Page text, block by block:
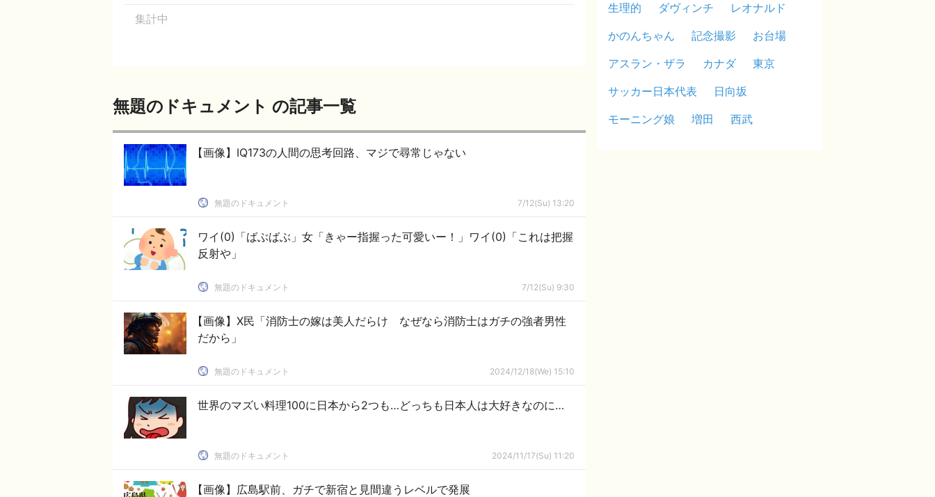
集計中
無題のドキュメント の記事一覧
【画像】IQ173の人間の思考回路、マジで尋常じゃない
無題のドキュメント 7/12(Su) 13:20
ワイ(0)「ばぶばぶ」女「きゃー指握った可愛いー！」ワイ(0)「これは把握
反射や」
無題のドキュメント 7/12(Su) 9:30
【画像】X民「消防士の嫁は美人だらけ なぜなら消防士はガチの強者男性
だから」
無題のドキュメント 2024/12/18(We) 15:10
世界のマズい料理100に日本から2つも…どっちも日本人は大好きなのに…
無題のドキュメント 2024/11/17(Su) 11:20
【画像】広島駅前、ガチで新宿と見間違うレベルで発展
生理的
ダヴィンチ
レオナルド
かのんちゃん
記念撮影
お台場
アスラン・ザラ
カナダ
東京
サッカー日本代表
日向坂
モーニング娘
増田 西武